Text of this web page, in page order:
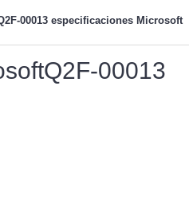
00013 especificaciones Microsoft
00013